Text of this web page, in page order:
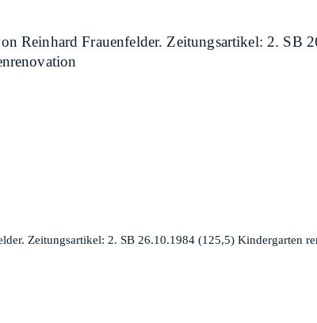
Reinhard Frauenfelder. Zeitungsartikel: 2. SB
Zeitungsartikel: 2. SB 26.10.1984 (125,5) Kindergarten